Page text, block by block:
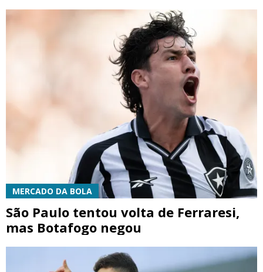
MERCADO DA BOLA
São Paulo tentou volta de Ferraresi,
mas Botafogo negou